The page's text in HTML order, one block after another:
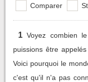
Comparer
1 Voyez combien
puissions être
Voici pourquoi le
c'est qu'il n'a pas